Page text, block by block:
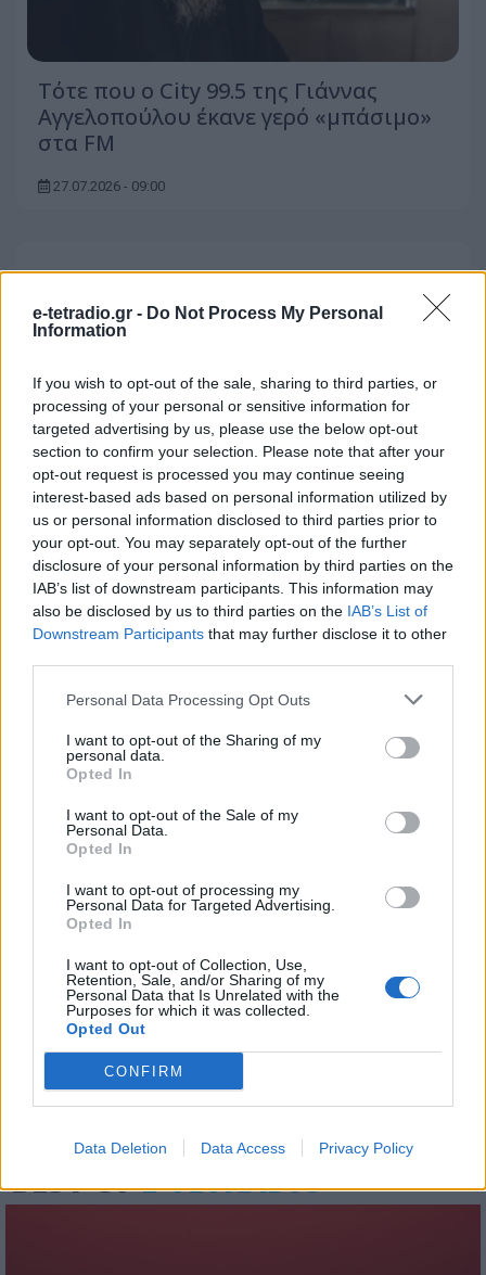
e-tetradio.gr - Do Not Process My Personal
Information
If you wish to opt-out of the sale, sharing to third parties, or
processing of your personal or sensitive information for
targeted advertising by us, please use the below opt-out
section to confirm your selection. Please note that after your
opt-out request is processed you may continue seeing
interest-based ads based on personal information utilized by
us or personal information disclosed to third parties prior to
your opt-out. You may separately opt-out of the further
disclosure of your personal information by third parties on the
IAB’s list of downstream participants. This information may
also be disclosed by us to third parties on the IAB’s List of
Downstream Participants that may further disclose it to other
Personal Data Processing Opt Outs
I want to opt-out of the Sharing of my
personal data.
Opted In
I want to opt-out of the Sale of my
Personal Data.
Opted In
I want to opt-out of processing my
Personal Data for Targeted Advertising.
Opted In
I want to opt-out of Collection, Use,
Retention, Sale, and/or Sharing of my
Personal Data that Is Unrelated with the
Purposes for which it was collected.
Opted Out
CONFIRM
Data Deletion Data Access Privacy Policy
Τότε που ο City 99.5 της Γιάννας
Αγγελοπούλου έκανε γερό «μπάσιμο»
στα FM
27.07.2026 - 09:00
25 νέους δημοσιογράφους προσέλαβε
το ΑΠΕ-ΜΠΕ
04.08.2026 - 11:22
Στον ΣΚΑΪ το Super Cup ανάμεσα στην
ΑΕΚ και τον ΟΦΗ
02.08.2026 - 15:05
BEST OFE-TETRADIO